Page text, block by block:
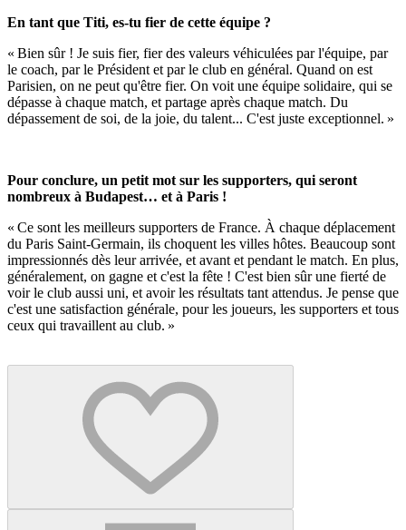
En tant que Titi, es-tu fier de cette équipe ?
« Bien sûr ! Je suis fier, fier des valeurs véhiculées par l'équipe, par
le coach, par le Président et par le club en général. Quand on est
Parisien, on ne peut qu'être fier. On voit une équipe solidaire, qui se
dépasse à chaque match, et partage après chaque match. Du
dépassement de soi, de la joie, du talent... C'est juste exceptionnel. »
Pour conclure, un petit mot sur les supporters, qui seront
nombreux à Budapest… et à Paris !
« Ce sont les meilleurs supporters de France. À chaque déplacement
du Paris Saint-Germain, ils choquent les villes hôtes. Beaucoup sont
impressionnés dès leur arrivée, et avant et pendant le match. En plus,
généralement, on gagne et c'est la fête ! C'est bien sûr une fierté de
voir le club aussi uni, et avoir les résultats tant attendus. Je pense que
c'est une satisfaction générale, pour les joueurs, les supporters et tous
ceux qui travaillent au club. »